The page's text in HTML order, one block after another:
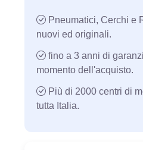
Pneumatici, Cerchi e
nuovi ed originali.
fino a 3 anni di
momento dell'acquisto.
Più di 2000 centri di
tutta Italia.